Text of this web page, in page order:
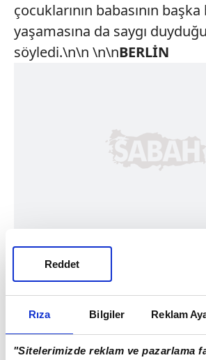
Rıza Bilgiler Reklam
"Sitelerimizde reklam ve pazarlama
Reddet
çocuklarının babasının
yaşamasına da saygı
söyledi.\n\n \n\nBERLİN